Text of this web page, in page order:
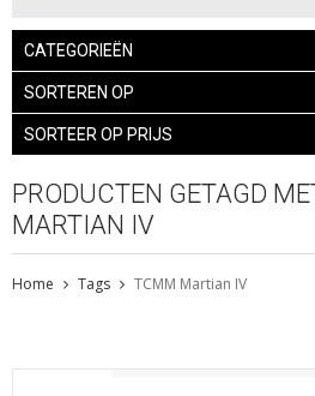
CATEGORIEËN
SORTEREN OP
SORTEER OP PRIJS
PRODUCTEN GETAGD
MARTIAN IV
Home Tags TCMM Martian IV